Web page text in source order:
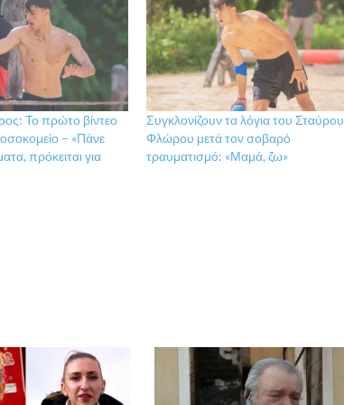
Το πρώτο βίντεο
– «Πάνε
πρόκειται για
Συγκλονίζουν τα λόγια του Σταύρου
Φλώρου μετά τον σοβαρό
τραυματισμό: «Μαμά, ζω»